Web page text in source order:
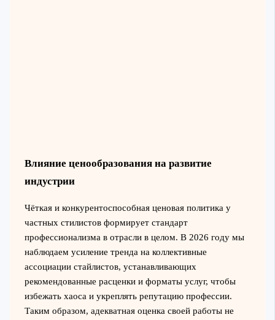
Влияние ценообразования на развитие
индустрии
Чёткая и конкурентоспособная ценовая политика у
частных стилистов формирует стандарт
профессионализма в отрасли в целом. В 2026 году мы
наблюдаем усиление тренда на коллективные
ассоциации стайлистов, устанавливающих
рекомендованные расценки и форматы услуг, чтобы
избежать хаоса и укреплять репутацию профессии.
Таким образом, адекватная оценка своей работы не